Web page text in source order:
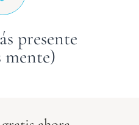
presente
mente)